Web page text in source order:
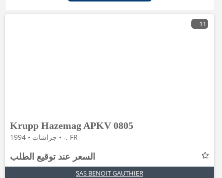
11
Krupp Hazemag APKV 0805
جراشات • 1994 • -, FR
السعر عند توقيع الطلب
SAS BENOIT GAUTHIER